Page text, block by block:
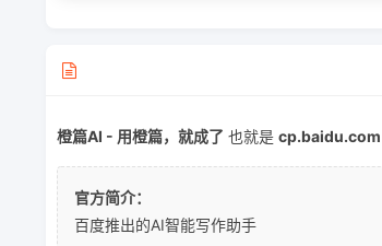
橙篇AI - 用橙篇，就成了 也就是 cp.baidu.com
官方简介：
百度推出的AI智能写作助手